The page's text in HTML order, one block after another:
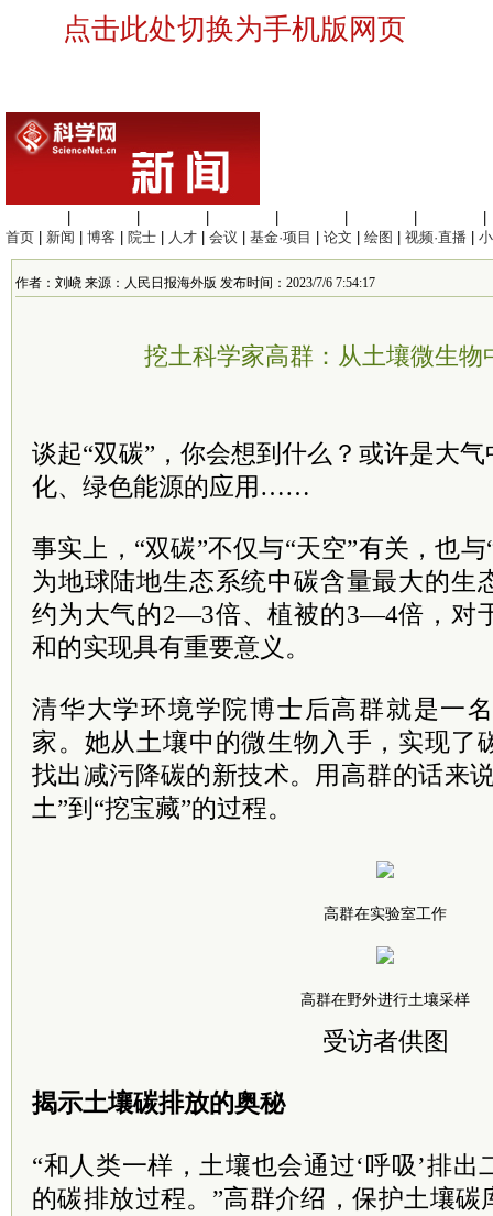
点击此处切换为手机版网页
首页
新闻 博客 院士 人才 会议 基金·项目 论文 绘图 视频·直播
作者：刘峣 来源：人民日报海外版 发布时间：2023/7/6 7:54:17
挖土科学家高群：从土壤微生物
谈起“双碳”，你会想到什么？或许是大
化、绿色能源的应用……
事实上，“双碳”不仅与“天空”有关，也
为地球陆地生态系统中碳含量最大的生
约为大气的2—3倍、植被的3—4倍，对
和的实现具有重要意义。
清华大学环境学院博士后高群就是一
家。她从土壤中的微生物入手，实现了
找出减污降碳的新技术。用高群的话来
土”到“挖宝藏”的过程。
高群在实验室工作
高群在野外进行土壤采样
受访者供图
揭示土壤碳排放的奥秘
“和人类一样，土壤也会通过‘呼吸’排
的碳排放过程。”高群介绍，保护土壤